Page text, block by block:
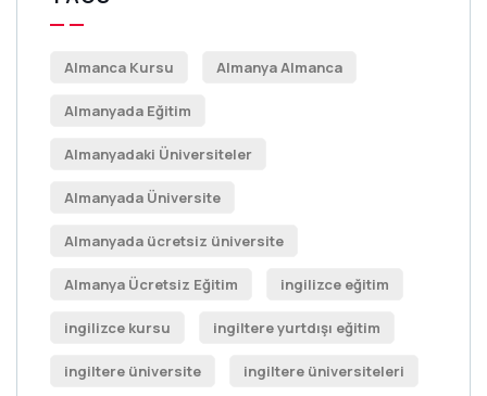
Almanca Kursu Almanya Almanca
Almanyada Eğitim
Almanyadaki Üniversiteler
Almanyada Üniversite
Almanyada ücretsiz üniversite
Almanya Ücretsiz Eğitim ingilizce eğitim
ingilizce kursu ingiltere yurtdışı eğitim
ingiltere üniversite ingiltere üniversiteleri